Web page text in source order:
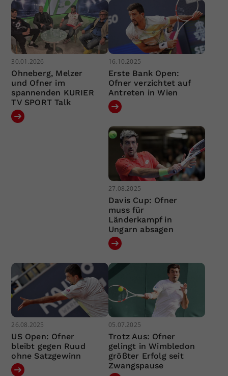
30.01.2026
Ohneberg, Melzer
und Ofner im
spannenden KURIER
TV SPORT Talk
16.10.2025
Erste Bank Open:
Ofner verzichtet auf
Antreten in Wien
27.08.2025
Davis Cup: Ofner
muss für
Länderkampf in
Ungarn absagen
26.08.2025
US Open: Ofner
bleibt gegen Ruud
ohne Satzgewinn
05.07.2025
Trotz Aus: Ofner
gelingt in Wimbledon
größter Erfolg seit
Zwangspause